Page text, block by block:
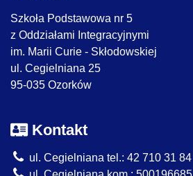
Szkoła Podstawowa nr 5
z Oddziałami Integracyjnymi
im. Marii Curie - Skłodowskiej
ul. Cegielniana 25
95-035 Ozorków
Kontakt
ul. Cegielniana tel.: 42 710 31 84